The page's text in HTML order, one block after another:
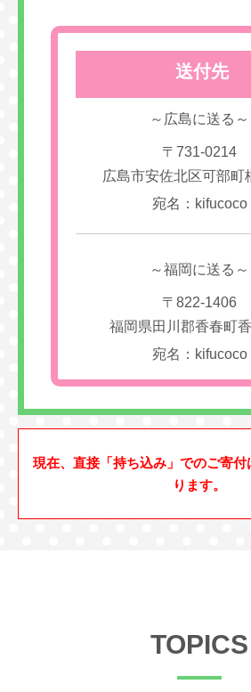
送付先
～広島に送る～
〒731-0214
広島市安佐北区可部町
宛名：kifucoco
～福岡に送る～
〒822-1406
福岡県田川郡香春町
宛名：kifucoco
現在、直接「持ち込み」でのご寄
ります。
TOPICS